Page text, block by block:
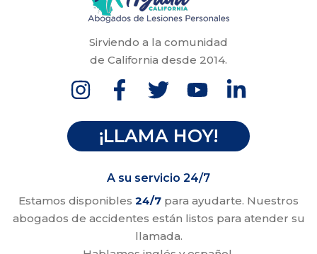
Sirviendo a la comunidad
de California desde 2014.
¡LLAMA HOY!
A su servicio 24/7
Estamos disponibles 24/7 para ayudarte. Nuestros
abogados de accidentes están listos para atender su
llamada.